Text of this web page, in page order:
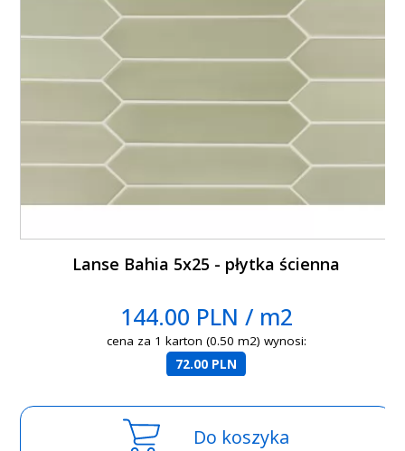
Lanse Bahia 5x25 - płytka ścienna
144.00 PLN / m2
cena za 1 karton (0.50 m2) wynosi:
72.00 PLN
Do koszyka